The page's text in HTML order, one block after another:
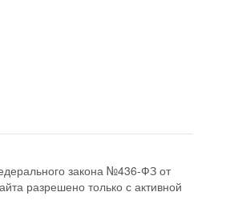
закона №436-ФЗ от
разрешено только с активной